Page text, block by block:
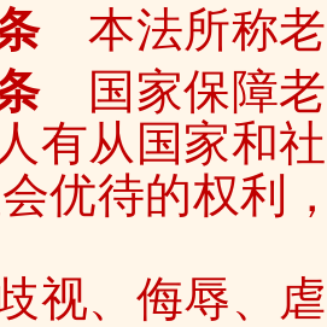
本法所称老
国家保障老
有从国家和
优待的权利
视、侮辱、